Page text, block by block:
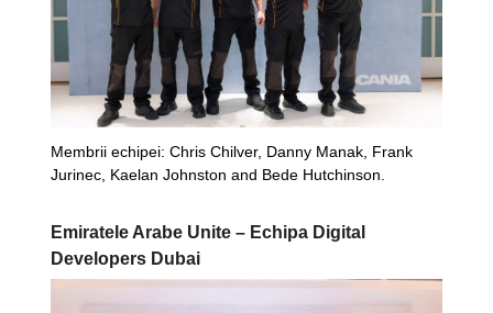
Membrii echipei: Chris Chilver, Danny Manak, Frank
Jurinec, Kaelan Johnston and Bede Hutchinson.
Emiratele Arabe Unite – Echipa Digital
Developers Dubai